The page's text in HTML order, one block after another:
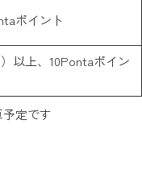
ポイント
以上、10Pontaポイン
定です